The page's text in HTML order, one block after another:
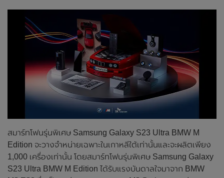
สมาร์ทโฟนรุ่นพิเศษ Samsung Galaxy S23 Ultra BMW M
Edition จะวางจำหน่ายเฉพาะในเกาหลีใต้เท่านั้นและจะผลิตเพียง
1,000 เครื่องเท่านั้น โดยสมาร์ทโฟนรุ่นพิเศษ Samsung Galaxy
S23 Ultra BMW M Edition ได้รับแรงบันดาลใจมาจาก BMW